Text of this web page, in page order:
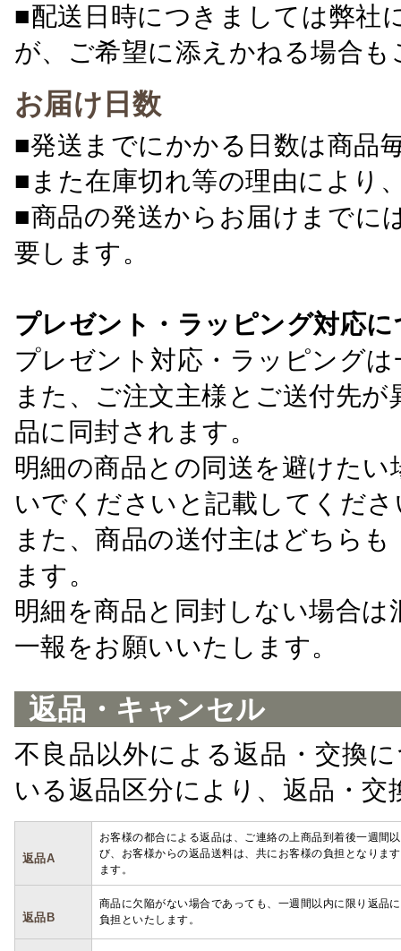
■配送日時につきましては弊社
が、ご希望に添えかねる場合
お届け日数
■発送までにかかる日数は商品
■また在庫切れ等の理由により
■商品の発送からお届けまでに
要します。
プレゼント・ラッピング対応
プレゼント対応・ラッピング
また、ご注文主様とご送付先
品に同封されます。
明細の商品との同送を避けた
いでくださいと記載してくださ
また、商品の送付主はどちら
ます。
明細を商品と同封しない場合
一報をお願いいたします。
返品・キャンセル
不良品以外による返品・交換
いる返品区分により、返品・
返品A
お客様の都合による返品は、ご連絡の上商品到着後一週間
び、お客様からの返品送料は、共にお客様の負担となりま
ます。
返品B
商品に欠陥がない場合であっても、一週間以内に限り返品
負担といたします。